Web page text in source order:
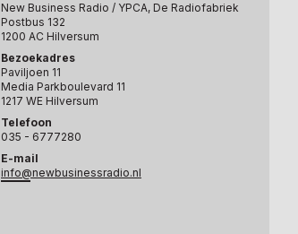
New Business Radio / YPCA, De Radiofabriek
Postbus 132
1200 AC Hilversum
Bezoekadres
Paviljoen 11
Media Parkboulevard 11
1217 WE Hilversum
Telefoon
035 - 6777280
E-mail
info@newbusinessradio.nl